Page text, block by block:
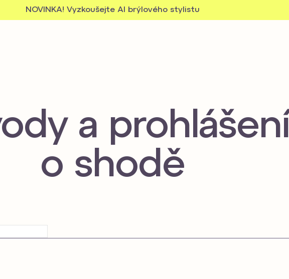
NOVINKA! Vyzkoušejte AI brýlového stylistu
a prohlášení
o shodě